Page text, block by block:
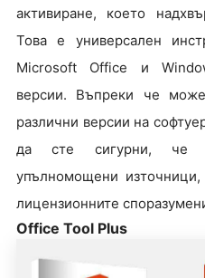
активиране, което
Това е универсален
Microsoft Office и
версии. Въпреки че
различни версии на
да сте сигурни, че
упълномощени
лицензионните
Office Tool Plus